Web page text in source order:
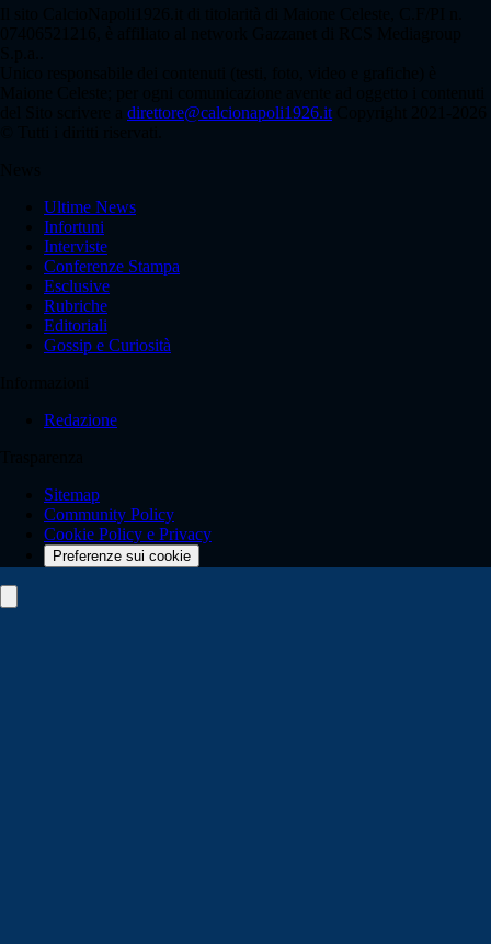
direttore@calcionapoli1926.it
Ultime News
Infortuni
Interviste
Conferenze Stampa
Esclusive
Rubriche
Editoriali
Gossip e Curiosità
Redazione
Sitemap
Community Policy
Cookie Policy e Privacy
Preferenze sui cookie